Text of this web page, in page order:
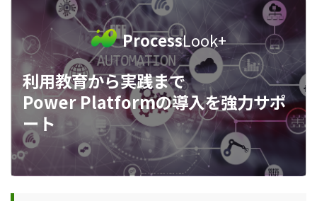
ProcessLook+
利用教育から実践まで
Power Platformの導入を強力サポ
ート